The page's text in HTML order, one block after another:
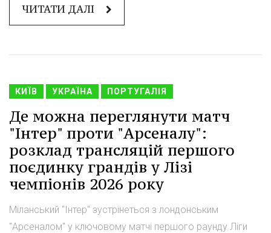
ЧИТАТИ ДАЛІ
КИЇВ УКРАЇНА ПОРТУГАЛІЯ
Де можна переглянути матч
"Інтер" проти "Арсеналу":
розклад трансляцій першого
поєдинку грандiв у Лізі
чемпіонів 2026 року
Міланський "Інтер" зустрінеться з лондонським
"Арсеналом" у ключовому матчі першого раунду Ліги